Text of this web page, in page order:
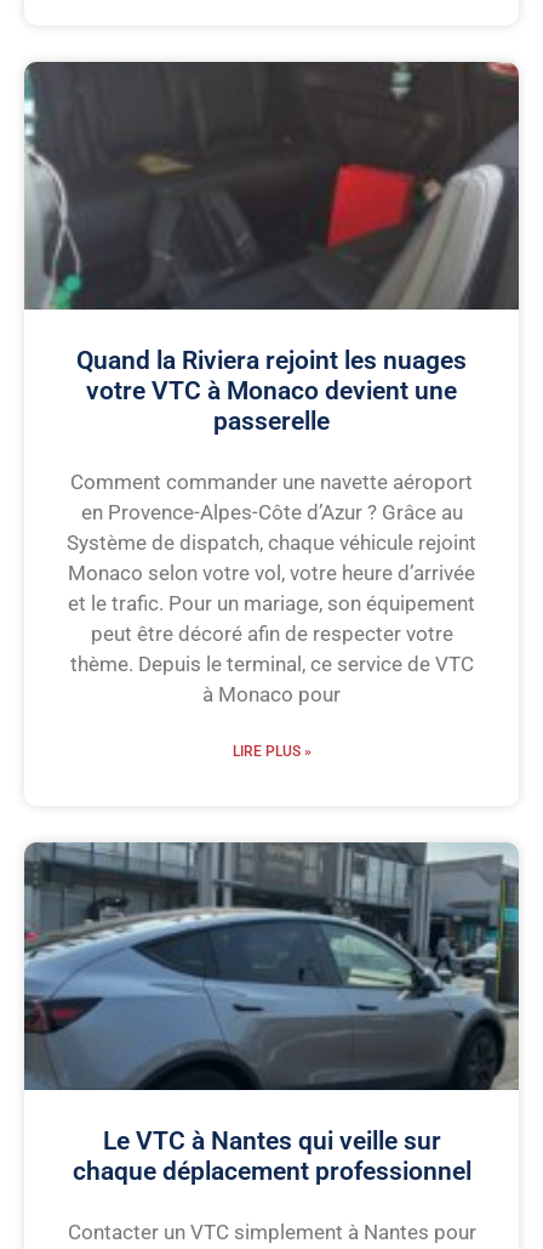
Quand la Riviera rejoint les nuages
votre VTC à Monaco devient une
passerelle
Comment commander une navette aéroport
en Provence-Alpes-Côte d’Azur ? Grâce au
Système de dispatch, chaque véhicule rejoint
Monaco selon votre vol, votre heure d’arrivée
et le trafic. Pour un mariage, son équipement
peut être décoré afin de respecter votre
thème. Depuis le terminal, ce service de VTC
à Monaco pour
LIRE PLUS »
Le VTC à Nantes qui veille sur
chaque déplacement professionnel
Contacter un VTC simplement à Nantes pour